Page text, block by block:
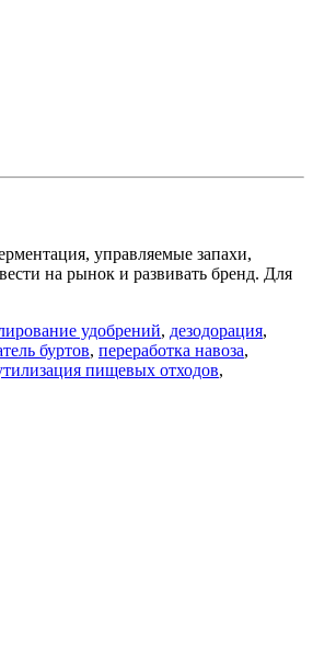
управляемые запахи,
на рынок и развивать бренд. Для
удобрений, дезодорация,
буртов, переработка навоза,
пищевых отходов,